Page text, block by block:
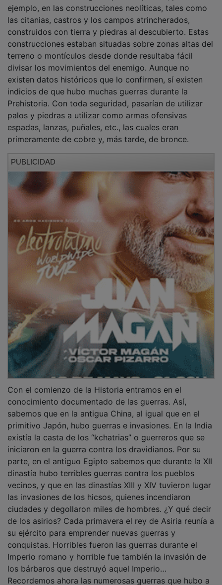
ejemplo, en las construcciones neolíticas, tales como
las citanias, castros y los campos atrincherados,
construidos con tierra y piedras al descubierto. Estas
construcciones estaban situadas sobre zonas altas del
terreno o montículos desde donde resultaba fácil
divisar los movimientos del enemigo. Aunque no
existen datos históricos que lo confirmen, sí existen
indicios de que hubo muchas guerras durante la
Prehistoria. Con toda seguridad, pasarían de utilizar
palos y piedras a utilizar como armas ofensivas
espadas, lanzas, puñales, etc., las cuales eran
primeramente de cobre y, más tarde, de bronce.
PUBLICIDAD
Con el comienzo de la Historia entramos en el
conocimiento documentado de las guerras. Así,
sabemos que en la antigua China, al igual que en el
primitivo Japón, hubo guerras e invasiones. En la India
existía la casta de los “kchatrias” o guerreros que se
iniciaron en la guerra contra los dravidianos. Por su
parte, en el antiguo Egipto sabemos que durante la XII
dinastía hubo terribles guerras contra los pueblos
vecinos, y que en las dinastías XIII y XIV tuvieron lugar
las invasiones de los hicsos, quienes incendiaron
ciudades y degollaron miles de hombres. ¿Y qué decir
de los asirios? Cada primavera el rey de Asiria reunía a
su ejército para emprender nuevas guerras y
conquistas. Horribles fueron las guerras durante el
Imperio romano y horrible fue también la invasión de
los bárbaros que destruyó aquel Imperio…
Recordemos ahora las numerosas guerras que hubo a